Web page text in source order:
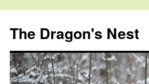
The Dragon's Nest